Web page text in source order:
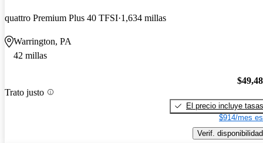
quattro Premium Plus 40 TFSI 1,634 millas
Warrington, PA
42 millas
Trato justo
El precio incluye tasas
$914/mes
Verif. disponibilidad